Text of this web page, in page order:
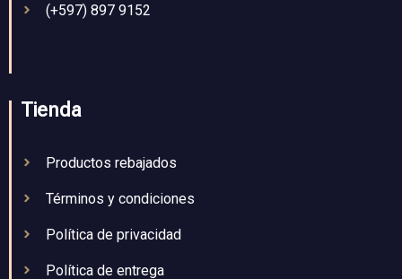
(+597) 897 9152
Tienda
Productos rebajados
Términos y condiciones
Política de privacidad
Política de entrega